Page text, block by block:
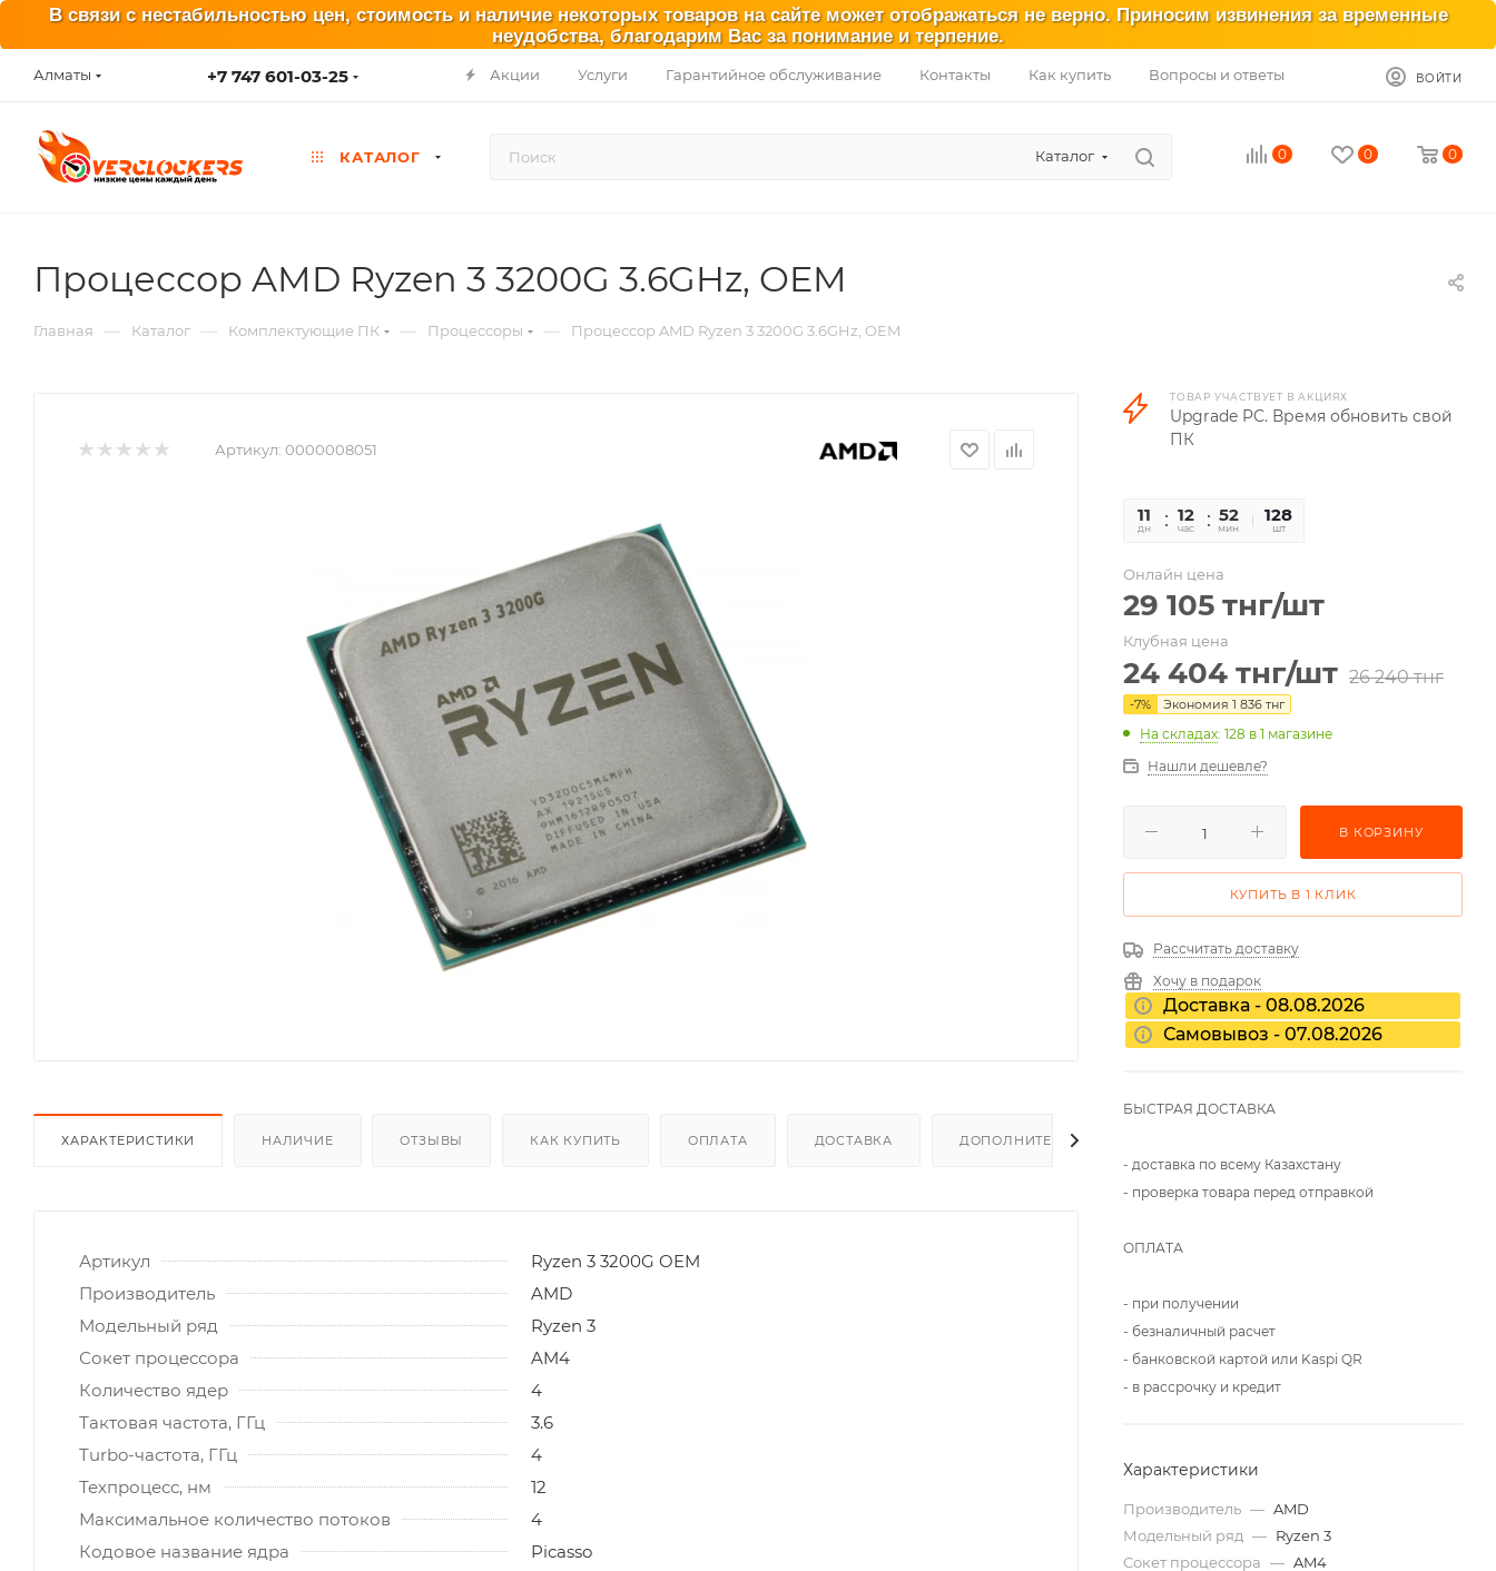
В связи с нестабильностью цен, стоимость и наличие некоторых товаров на сайте может отображаться не верно. Приносим извинения за временные
неудобства, благодарим Вас за понимание и терпение.
Алматы +7 747 601-03-25 Акции Услуги Гарантийное обслуживание Контакты Как купить Вопросы и ответы ВОЙТИ
КАТАЛОГ Каталог 0 0 0
Процессор AMD Ryzen 3 3200G 3.6GHz, OEM
Главная — Каталог — Комплектующие ПК — Процессоры — Процессор AMD Ryzen 3 3200G 3.6GHz, OEM
Артикул: 0000008051
ХАРАКТЕРИСТИКИ НАЛИЧИЕ ОТЗЫВЫ КАК КУПИТЬ ОПЛАТА ДОСТАВКА ДОПОЛНИТЕЛЬНО
Артикул
Ryzen 3 3200G OEM
Производитель
AMD
Модельный ряд
Ryzen 3
Сокет процессора
AM4
Количество ядер
4
Тактовая частота, ГГц
3.6
Turbo-частота, ГГц
4
Техпроцесс, нм
12
Максимальное количество потоков
4
Кодовое название ядра
Picasso
ТОВАР УЧАСТВУЕТ В АКЦИЯХ
Upgrade PC. Время обновить свой
ПК
11
дн
12
час
52
мин
47
сек
128
шт
Онлайн цена
29 105 тнг/шт
Клубная цена
24 404 тнг/шт 26 240тнг
-7% Экономия 1 836 тнг
На складах: 128 в 1 магазине
Нашли дешевле?
В КОРЗИНУ
КУПИТЬ В 1 КЛИК
Рассчитать доставку
Хочу в подарок
Доставка - 08.08.2026
Самовывоз - 07.08.2026
БЫСТРАЯ ДОСТАВКА
- доставка по всему Казахстану
- проверка товара перед отправкой
ОПЛАТА
- при получении
- безналичный расчет
- банковской картой или Kaspi QR
- в рассрочку и кредит
Характеристики
Производитель — AMD
Модельный ряд — Ryzen 3
Сокет процессора — AM4